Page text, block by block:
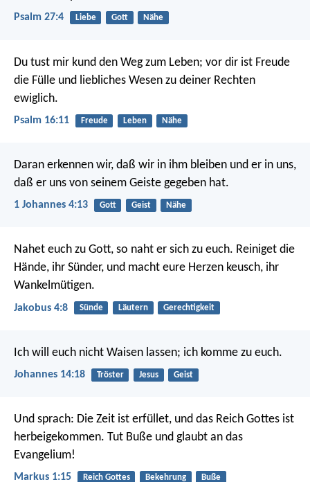
Psalm 27:4 Liebe Gott Nähe
Du tust mir kund den Weg zum Leben; vor dir ist Freude
die Fülle und liebliches Wesen zu deiner Rechten
ewiglich.
Psalm 16:11 Freude Leben Nähe
Daran erkennen wir, daß wir in ihm bleiben und er in uns,
daß er uns von seinem Geiste gegeben hat.
1 Johannes 4:13 Gott Geist Nähe
Nahet euch zu Gott, so naht er sich zu euch. Reiniget die
Hände, ihr Sünder, und macht eure Herzen keusch, ihr
Wankelmütigen.
Jakobus 4:8 Sünde Läutern Gerechtigkeit
Ich will euch nicht Waisen lassen; ich komme zu euch.
Johannes 14:18 Tröster Jesus Geist
Und sprach: Die Zeit ist erfüllet, und das Reich Gottes ist
herbeigekommen. Tut Buße und glaubt an das
Evangelium!
Markus 1:15 Reich Gottes Bekehrung Buße